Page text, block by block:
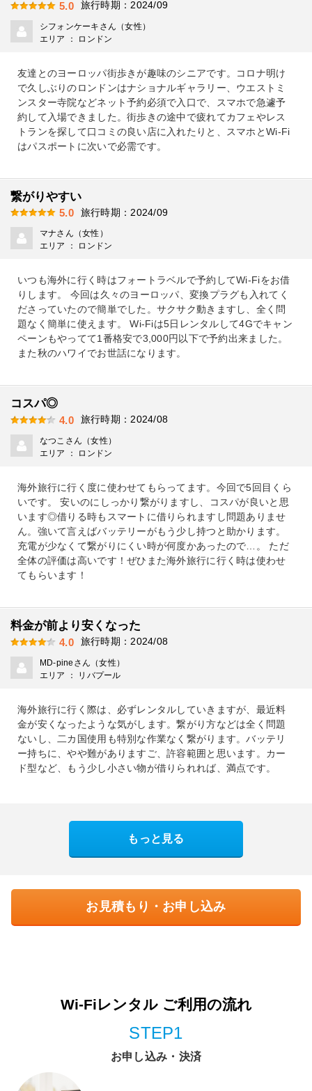
5.0 旅行時期：2024/09
シフォンケーキさん（女性）
エリア ： ロンドン
友達とのヨーロッパ街歩きが趣味のシニアです。コロナ明け
で久しぶりのロンドンはナショナルギャラリー、ウエストミ
ンスター寺院などネット予約必須で入口で、スマホで急遽予
約して入場できました。街歩きの途中で疲れてカフェやレス
トランを探して口コミの良い店に入れたりと、スマホとWi-Fi
はパスポートに次いで必需です。
繋がりやすい
5.0 旅行時期：2024/09
マナさん（女性）
エリア ： ロンドン
いつも海外に行く時はフォートラベルで予約してWi-Fiをお借
りします。 今回は久々のヨーロッパ、変換プラグも入れてく
ださっていたので簡単でした。サクサク動きますし、全く問
題なく簡単に使えます。 Wi-Fiは5日レンタルして4Gでキャン
ペーンもやってて1番格安で3,000円以下で予約出来ました。
また秋のハワイでお世話になります。
コスパ◎
4.0 旅行時期：2024/08
なつこさん（女性）
エリア ： ロンドン
海外旅行に行く度に使わせてもらってます。今回で5回目くら
いです。 安いのにしっかり繋がりますし、コスパが良いと思
います◎借りる時もスマートに借りられますし問題ありませ
ん。強いて言えばバッテリーがもう少し持つと助かります。
充電が少なくて繋がりにくい時が何度かあったので…。 ただ
全体の評価は高いです！ぜひまた海外旅行に行く時は使わせ
てもらいます！
料金が前より安くなった
4.0 旅行時期：2024/08
MD-pineさん（女性）
エリア ： リバプール
海外旅行に行く際は、必ずレンタルしていきますが、最近料
金が安くなったような気がします。繋がり方などは全く問題
ないし、二カ国使用も特別な作業なく繋がります。バッテリ
ー持ちに、やや難がありますご、許容範囲と思います。カー
ド型など、もう少し小さい物が借りられれば、満点です。
もっと見る
お見積もり・お申し込み
Wi-Fiレンタル ご利用の流れ
STEP1
お申し込み・決済